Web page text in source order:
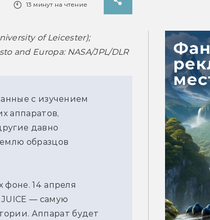
13 минут на чтение
of Leicester);
and Europa: NASA/JPL/DLR
с изучением
аппаратов,
давно
образцов
фоне. 14 апреля
JUICE — самую
Аппарат будет